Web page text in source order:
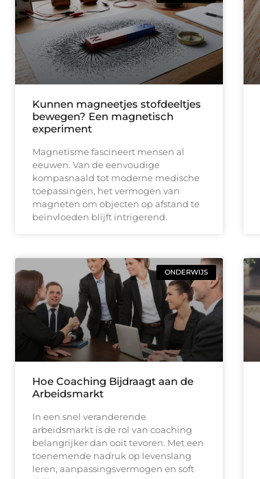
Kunnen magneetjes stofdeeltjes
bewegen? Een magnetisch
experiment
Magnetisme fascineert mensen al
eeuwen. Van de eenvoudige
kompasnaald tot moderne medische
toepassingen, het vermogen van
magneten om objecten op afstand te
beïnvloeden blijft intrigerend.
ONDERWIJS
Hoe Coaching Bijdraagt aan de
Arbeidsmarkt
In een snel veranderende
arbeidsmarkt is de rol van coaching
belangrijker dan ooit tevoren. Met een
toenemende nadruk op levenslang
leren, aanpassingsvermogen en soft